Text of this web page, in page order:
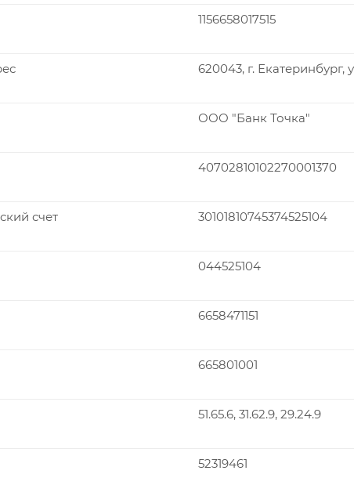
1156658017515
620043, г.
ООО "Банк Точка"
40702810102270001370
счет 30101810745374525104
044525104
6658471151
665801001
51.65.6, 31.62.9, 29.24.9
52319461